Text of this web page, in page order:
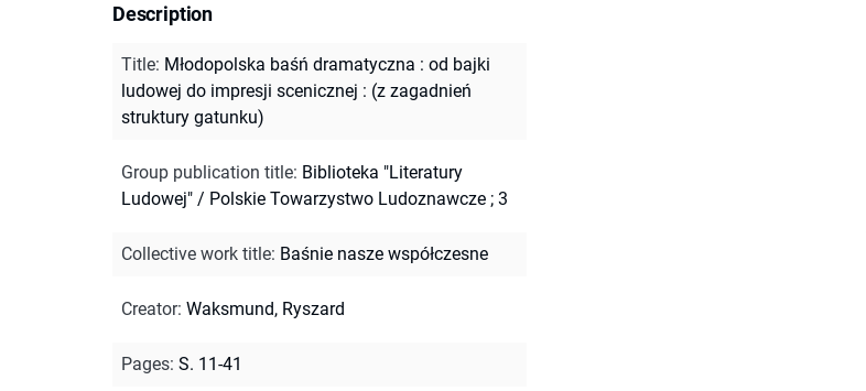
Description
Title: Młodopolska baśń dramatyczna : od bajki
ludowej do impresji scenicznej : (z zagadnień
struktury gatunku)
Group publication title: Biblioteka "Literatury
Ludowej" / Polskie Towarzystwo Ludoznawcze ; 3
Collective work title: Baśnie nasze współczesne
Creator: Waksmund, Ryszard
Pages: S. 11-41